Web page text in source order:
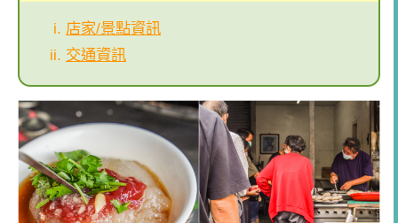
店家/景點資訊
交通資訊